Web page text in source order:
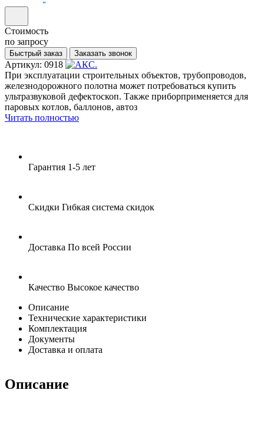
Стоимость
по запросу
Быстрый заказ Заказать звонок
Артикул: 0918
При эксплуатации строительных объектов, трубопроводов,
железнодорожного полотна может потребоваться купить
ультразвуковой дефектоскоп. Также приборприменяется для
паровых котлов, баллонов, автоз
Читать полностью
Гарантия 1-5 лет
Скидки Гибкая система скидок
Доставка По всей России
Качество Высокое качество
Описание
Технические характеристики
Комплектация
Документы
Доставка и оплата
Описание